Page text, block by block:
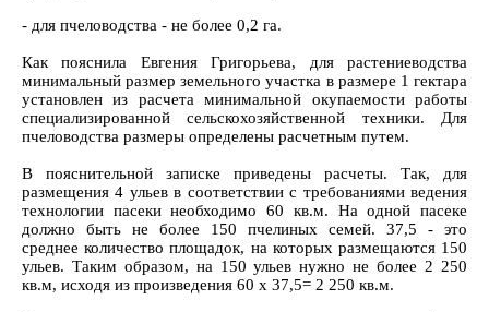
- для пчеловодства - не более 0,2 га.
Как пояснила Евгения Григорьева, для растениеводства
минимальный размер земельного участка в размере 1 гектара
установлен из расчета минимальной окупаемости работы
специализированной сельскохозяйственной техники. Для
пчеловодства размеры определены расчетным путем.
В пояснительной записке приведены расчеты. Так, для
размещения 4 ульев в соответствии с требованиями ведения
технологии пасеки необходимо 60 кв.м. На одной пасеке
должно быть не более 150 пчелиных семей. 37,5 - это
среднее количество площадок, на которых размещаются 150
ульев. Таким образом, на 150 ульев нужно не более 2 250
кв.м, исходя из произведения 60 х 37,5= 2 250 кв.м.